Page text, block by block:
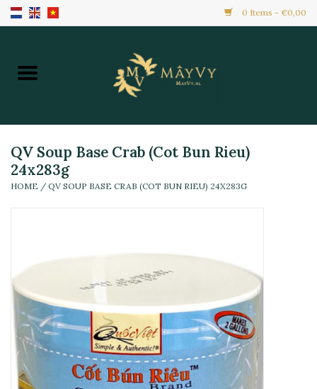
0 Items - €0,00
Home
Hàng Mới
Hàng Đông Lạnh
Đồ Ăn Ngay
QV Soup Base Crab (Cot Bun Rieu)
24x283g
HOME / QV SOUP BASE CRAB (COT BUN RIEU) 24X283G